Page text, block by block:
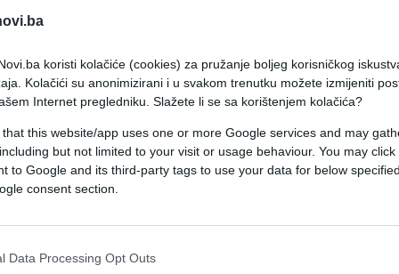
koristi kolačiće (cookies) za pružanje boljeg korisničkog
Kolačići su anonimizirani i u svakom trenutku možete izmijeniti
Internet pregledniku. Slažete li se sa korištenjem kolačića?
that this website/app uses one or more Google services and may
but not limited to your visit or usage behaviour. You may
to Google and its third-party tags to use your data for below
consent section.
Data Processing Opt Outs
razgovarali su sa jednom Splićankom, čija je
mrežama.
muž izdržava. On radi, a šta bih vam rekla.
Ne znam kako je kod privatnika